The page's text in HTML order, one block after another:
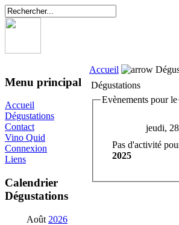
Menu principal
Accueil
Dégustations
Contact
Vino Quid
Connexion
Liens
Calendrier
Dégustations
Août 2026
Accueil
Dégustations
Evènements pour le
jeudi,
Pas d'activité
2025